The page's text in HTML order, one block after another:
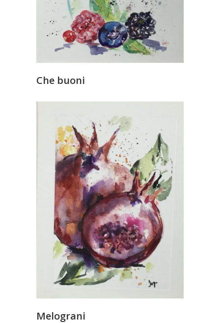
Che buoni
Melograni